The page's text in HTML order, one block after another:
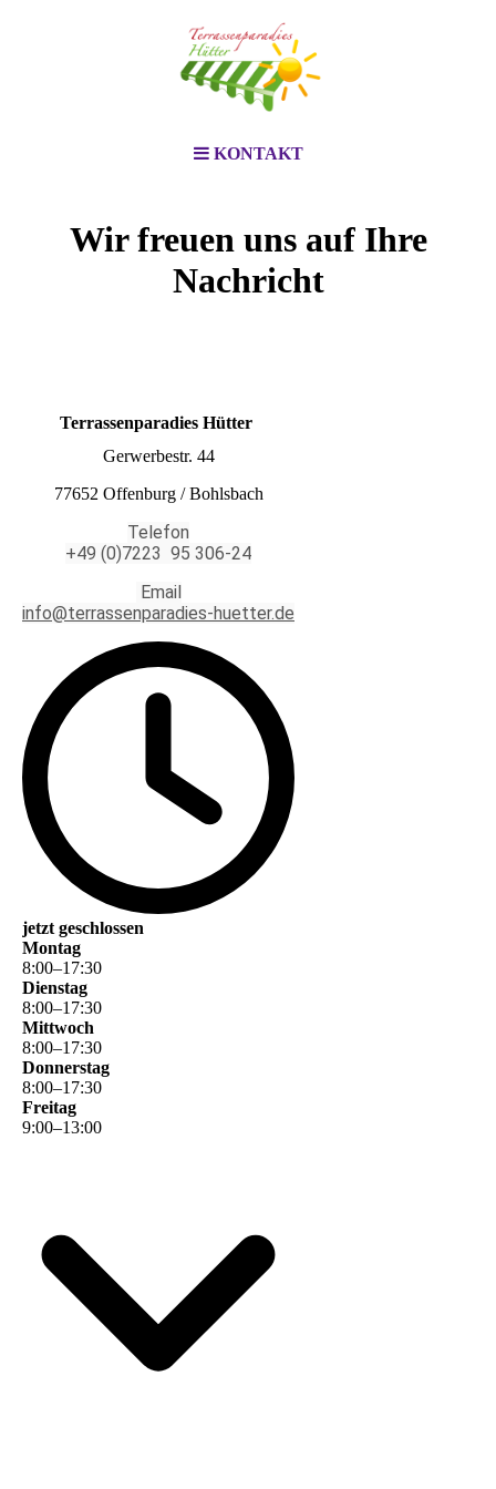
KONTAKT
Wir freuen uns auf Ihre
Nachricht
Terrassenparadies Hütter
Gerwerbestr. 44
77652 Offenburg / Bohlsbach
Telefon
+49 (0)7223 95 306-24
Email
info@terrassenparadies-huetter.de
jetzt geschlossen
Montag
8:00–17:30
Dienstag
8:00–17:30
Mittwoch
8:00–17:30
Donnerstag
8:00–17:30
Freitag
9:00–13:00